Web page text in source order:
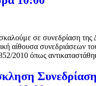
σε συνεδρίαση της
αίθουσα
2010 όπως